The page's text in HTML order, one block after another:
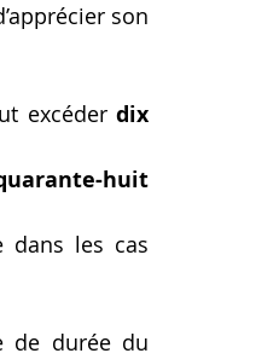
son
excéder dix
huit
les cas
de durée du